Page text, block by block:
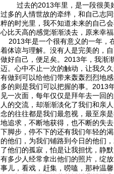
过去的2013年里，是一段很美好
过多的人情世故的牵绊，和自己志
粹的时光里，我不知道未来的自己
心比天高的感觉渐渐淡去，原来幸
2013年是一个很有意义的一年，
着体谅与理解。没有人是完美的，
做好自己，便足矣。2013年，我渐
迈。心中不止一次的触动，让我久
有做到可以给他们带来轰轰烈烈地
多的则是我们可以把握的事。2013
见一次面，每年仅仅是拜年去一回
人的交流，却渐渐淡化了我们和亲
念的往往都是我们最忽视，最至亲
地追求，不断地获得，也不断的失
下脚步，停不下的还有我们年轻的
的他们，为我们铺路到今日的他们
了他们的孤寂，怕是让我担忧，静
有多少人经常拿出他们的照片，绽
事儿，看戏，赶集，唠嗑，那种温